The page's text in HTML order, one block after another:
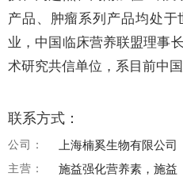
产品、肿瘤系列产品均处
业，中国临床营养联盟理事
术研究共信单位，系目前中
联系方式：
公司： 上海楠奚生物有限公司
主营： 施益强化营养素，施益